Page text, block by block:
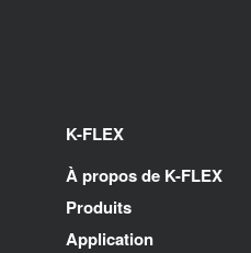
K-FLEX
À propos de K-FLEX
Produits
Application